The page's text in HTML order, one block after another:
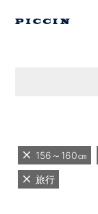
156～160㎝
旅行